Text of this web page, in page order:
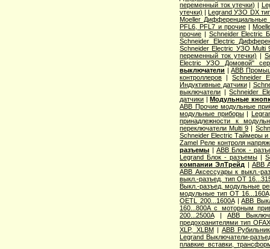
переменный ток утечки) |
утечки) |Legrand УЗО DX
Moeller Дифференциальные
PFL6, PFL7 и прочие|
прочие | Schneider Electric
Schneider Electric
Schneider Electric УЗО Multi
переменный ток утечки) |
Electric УЗО Домовой"
выключатели |ABB
контроллеров |Schneider
Индуктивные датчики|
выключатели |Schneider
датчики |Модульные
ABB Прочие модульные
модульные приборы|
принадлежности к
переключатели Multi 9 |
Schneider Electric Таймеры
Zamel Реле контроля
разъемы | ABB Блок -
Legrand Блок - разъемы|
компании ЭлТрейд | ABB
ABB Аксессуары к выкл.-
выкл.-разъед. тип OT
Выкл.-разъед. модульные
модульные тип OT 16...160A
OETL 200...1600A|ABB
160...800A с моторным
200...2500A| ABB
предохранителями тип OFAX
XLP, XLBM| ABB
Legrand Выключатели-
плавкие вставки,